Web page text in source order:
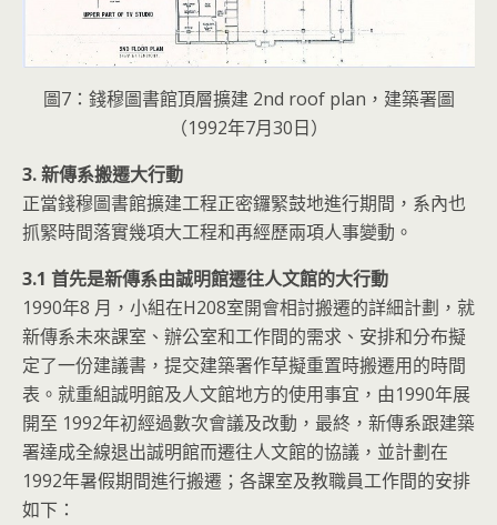
圖7：錢穆圖書館頂層擴建 2nd roof plan，建築署圖
（1992年7月30日）
3. 新傳系搬遷大行動
正當錢穆圖書館擴建工程正密鑼緊鼓地進行期間，系內也
抓緊時間落實幾項大工程和再經歷兩項人事變動。
3.1 首先是新傳系由誠明館遷往人文館的大行動
1990年8 月，小組在H208室開會相討搬遷的詳細計劃，就
新傳系未來課室、辦公室和工作間的需求、安排和分布擬
定了一份建議書，提交建築署作草擬重置時搬遷用的時間
表。就重組誠明館及人文館地方的使用事宜，由1990年展
開至 1992年初經過數次會議及改動，最終，新傳系跟建築
署達成全線退出誠明館而遷往人文館的協議，並計劃在
1992年暑假期間進行搬遷；各課室及教職員工作間的安排
如下：